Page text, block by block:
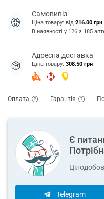
Самовивіз
Ціна товару: від 216.00 грн
В наявності у 126 з 185
Адресна доставка
Ціна товару: 308.50 грн
Оплата Гарантія
Є
Telegram